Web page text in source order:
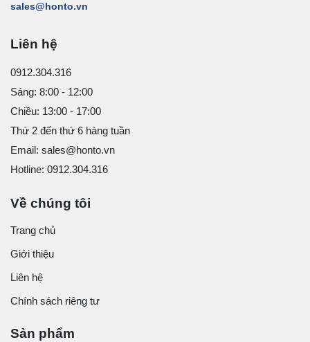
sales@honto.vn
Liên hệ
0912.304.316
Sáng: 8:00 - 12:00
Chiều: 13:00 - 17:00
Thứ 2 đến thứ 6 hàng tuần
Email: sales@honto.vn
Hotline: 0912.304.316
Về chúng tôi
Trang chủ
Giới thiệu
Liên hệ
Chính sách riêng tư
Sản phẩm